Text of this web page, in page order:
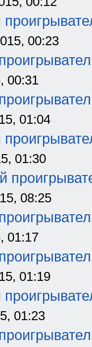
00:23
00:31
01:04
01:30
08:25
01:17
01:19
01:23